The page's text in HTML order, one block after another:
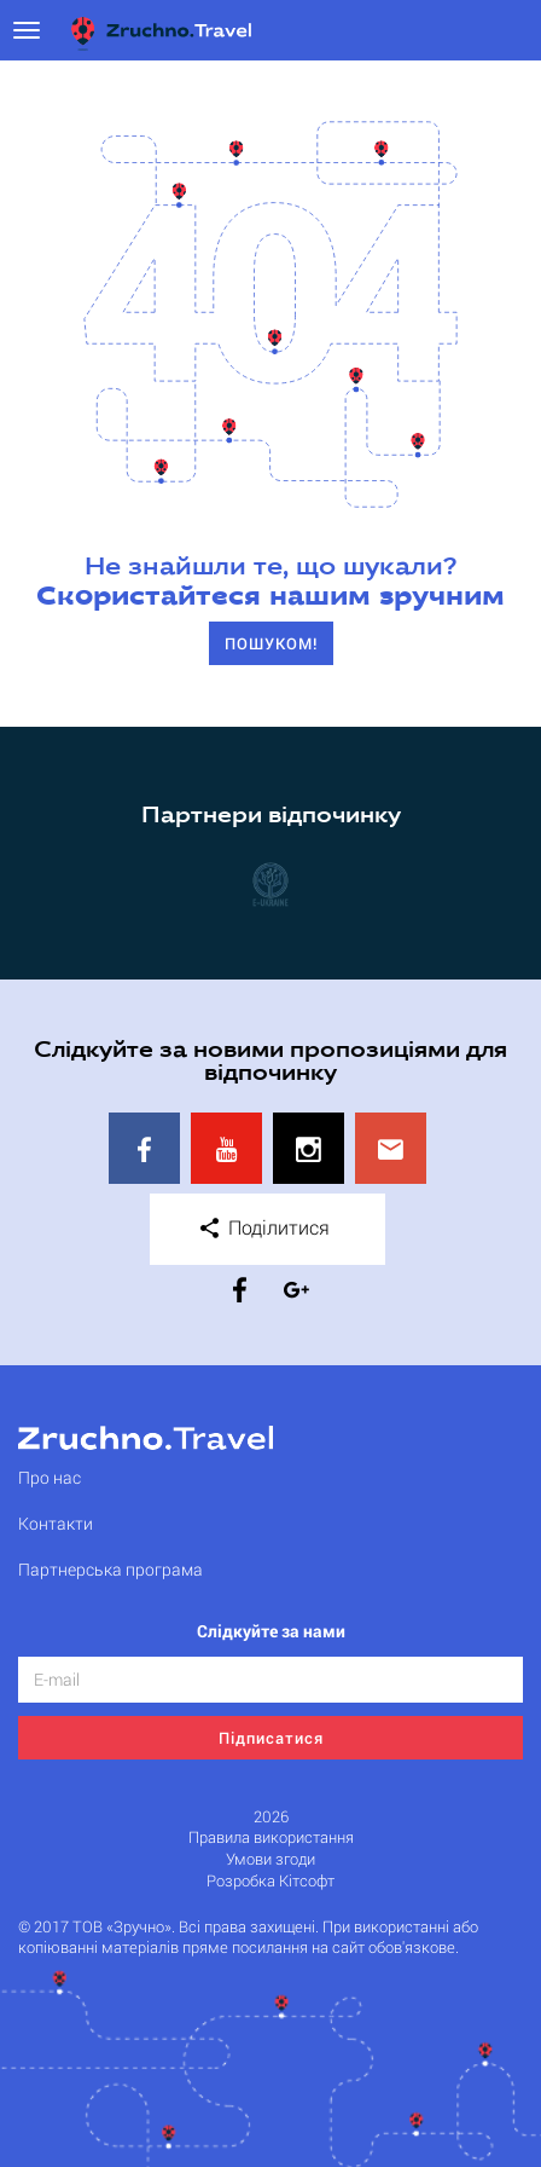
Не знайшли те, що шукали?
Скористайтеся нашим зручним
ПОШУКОМ!
Партнери відпочинку
Слідкуйте за новими пропозиціями для
відпочинку
Поділитися
Про нас
Контакти
Партнерська програма
Слідкуйте за нами
Підписатися
2026
Правила використання
Умови згоди
Розробка Кітсофт
© 2017 ТОВ «Зручно». Всі права захищені. При використанні або
копіюванні матеріалів пряме посилання на сайт обов'язкове.